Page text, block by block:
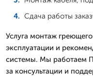
Сдача работы
Услуга монтаж
эксплуатации и
системы. Мы работаем
за консультации и